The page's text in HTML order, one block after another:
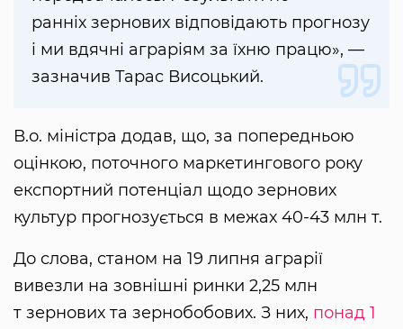
ранніх зернових відповідають прогнозу
і ми вдячні аграріям за їхню працю», —
зазначив Тарас Висоцький.
В.о. міністра додав, що, за попередньою
оцінкою, поточного маркетингового року
експортний потенціал щодо зернових
культур прогнозується в межах 40-43 млн т.
До слова, станом на 19 липня аграрії
вивезли на зовнішні ринки 2,25 млн
т зернових та зернобобових. З них, понад 1